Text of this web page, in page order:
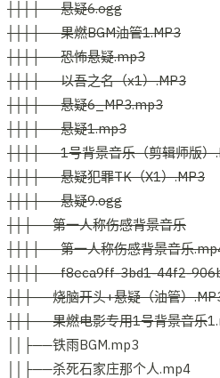
│││├──悬疑6.ogg
│││├──果燃BGM油管1.MP3
│││├──恐怖悬疑.mp3
│││├──以吾之名（x1）.MP3
│││├──悬疑6_MP3.mp3
│││├──悬疑1.mp3
│││├──1号背景音乐（剪辑师版）
│││├──悬疑犯罪TK（X1）.MP3
│││├──悬疑9.ogg
││├──第一人称伤感背景音乐
│││├──第一人称伤感背景音乐
│││├──f8eca9ff-3bd1-44f2-
││├──烧脑开头+悬疑（油管）
││├──果燃电影专用1号背景音乐
││├──铁雨BGM.mp3
││├──杀死石家庄那个人.mp4